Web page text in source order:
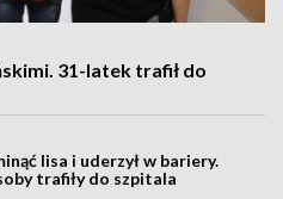
31-latek trafił do
lisa i uderzył w bariery.
trafiły do szpitala